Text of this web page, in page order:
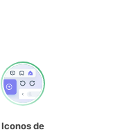
Iconos de